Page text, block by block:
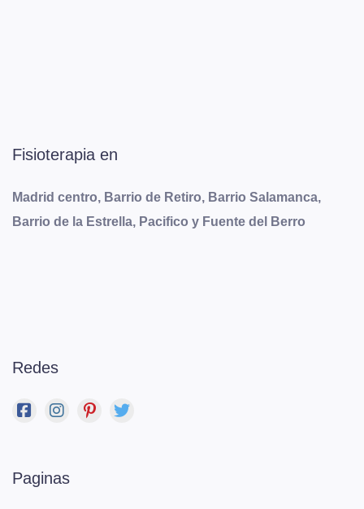
Fisioterapia en
Madrid centro, Barrio de Retiro, Barrio Salamanca,
Barrio de la Estrella, Pacifico y Fuente del Berro
Redes
Paginas